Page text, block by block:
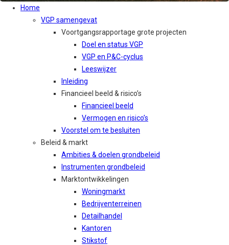
Home
VGP samengevat
Voortgangsrapportage grote projecten
Doel en status VGP
VGP en P&C-cyclus
Leeswijzer
Inleiding
Financieel beeld & risico’s
Financieel beeld
Vermogen en risico’s
Voorstel om te besluiten
Beleid & markt
Ambities & doelen grondbeleid
Instrumenten grondbeleid
Marktontwikkelingen
Woningmarkt
Bedrijventerreinen
Detailhandel
Kantoren
Stikstof